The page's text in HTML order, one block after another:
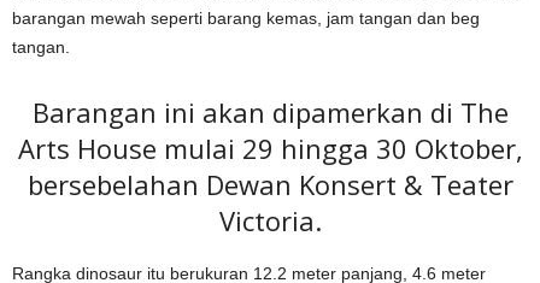
barangan mewah seperti barang kemas, jam tangan dan beg
tangan.
Barangan ini akan dipamerkan di The
Arts House mulai 29 hingga 30 Oktober,
bersebelahan Dewan Konsert & Teater
Victoria.
Rangka dinosaur itu berukuran 12.2 meter panjang, 4.6 meter